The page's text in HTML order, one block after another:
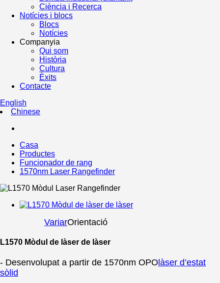
Ciència i Recerca
Notícies i blocs
Blocs
Notícies
Companyia
Qui som
Història
Cultura
Èxits
Contacte
English
Chinese
Casa
Productes
Funcionador de rang
1570nm Laser Rangefinder
VariarOrientació
L1570 Mòdul de làser de làser
- Desenvolupat a partir de 1570nm OPOlàser d’estat
sòlid